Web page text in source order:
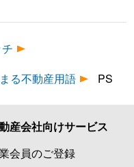
る不動産用語 PS
産会社向けサービス
会員のご登録